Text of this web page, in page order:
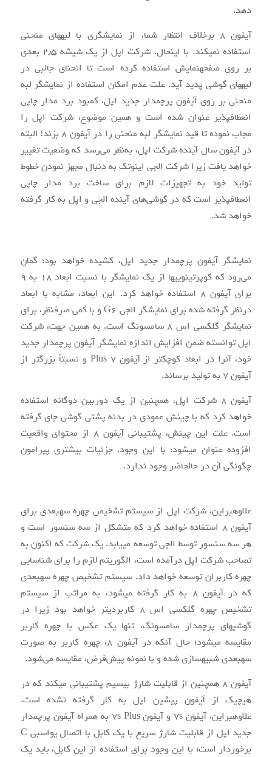
دهد.
آیفون ۸ برخلاف انتظار شما، از نمایشگری با لبه‎های منحنی
استفاده نمی‎کند. با این‎حال، شرکت اپل از یک شیشه ۲٫۵ بعدی
بر روی صفحه‎نمایش استفاده کرده است تا انحنای جالبی در
لبه‎های گوشی پدید آید. علت عدم امکان استفاده از نمایشگر لبه
منحنی بر روی آیفون پرچم‎دار جدید اپل، کمبود برد مدار چاپی
انعطاف‎پذیر عنوان شده است و همین موضوع، شرکت اپل را
مجاب نموده تا قید نمایشگر لبه منحنی را در آیفون ۸ بزند! البته
در آیفون سال آینده شرکت اپل، به‌نظر می‌رسد که وضعیت تغییر
خواهد یافت زیرا شرکت ال‎جی اینوتک به دنبال مجهز نمودن خطوط
تولید خود به تجهیزات لازم برای ساخت برد مدار چاپی
انعطاف‎پذیر است که در گوشی‌های آینده ال‎جی و اپل به کار گرفته
خواهد شد.
نمایشگر آیفون پرچم‎دار جدید اپل، کشیده خواهد بود؛ گمان
می‌رود که کوپرتینویی‎ها از یک نمایشگر با نسبت ابعاد ۱۸ به ۹
برای آیفون ۸ استفاده خواهد کرد. این ابعاد، مشابه با ابعاد
درنظر گرفته شده برای نمایشگر ال‎جی G6 و با کمی صرف‎نظر، برای
نمایشگر گلکسی اس ۸ سامسونگ است. به همین جهت، شرکت
اپل توانسته ضمن افزایش اندازه نمایشگر آیفون پرچم‎دار جدید
خود، آن‎را در ابعاد کوچک‎تر از آیفون ۷ Plus و نسبتاً بزرگ‎تر از
آیفون ۷ به تولید برساند.
آیفون ۸ شرکت اپل، هم‎چنین از یک دوربین دوگانه استفاده
خواهد کرد که با چینش عمودی در بدنه پشتی گوشی جای گرفته
است. علت این چینش، پشتیبانی آیفون ۸ از محتوای واقعیت
افزوده عنوان می‎شود؛ با این وجود، جزئیات بیشتری پیرامون
چگونگی آن در حال‎حاضر وجود ندارد.
علاوه‎براین، شرکت اپل از سیستم تشخیص چهره سه‎بعدی برای
آیفون ۸ استفاده خواهد کرد که متشکل از سه سنسور است و
هر سه سنسور توسط ال‎جی توسعه می‎یابد. یک شرکت که اکنون به
تصاحب شرکت اپل درآمده است، الگوریتم لازم را برای شناسایی
چهره کاربران توسعه خواهد داد. سیستم تشخیص چهره سه‎بعدی
که در آیفون ۸ به کار گرفته می‎شود، به مراتب از سیستم
تشخیص چهره گلکسی اس ۸ کاربردی‎تر خواهد بود زیرا در
گوشی‎های پرچم‎دار سامسونگ، تنها یک عکس با چهره کاربر
مقایسه می‎شود؛ حال آنکه در آیفون ۸، چهره کاربر به صورت
سه‎بعدی شبیه‎سازی شده و با نمونه پیش‌فرض، مقایسه می‌شود.
آیفون ۸ هم‎چنین از قابلیت شارژ بی‎سیم پشتیبانی می‎کند که در
هیچ‎یک از آیفون پیشین اپل به کار گرفته نشده است.
علاوه‎براین، آیفون ۷s و آیفون ۷s Plus به همراه آیفون پرچم‎دار
جدید اپل از قابلیت شارژ سریع با یک کابل با اتصال یواس‎بی C
برخوردار است؛ با این وجود برای استفاده از این کابل، باید یک